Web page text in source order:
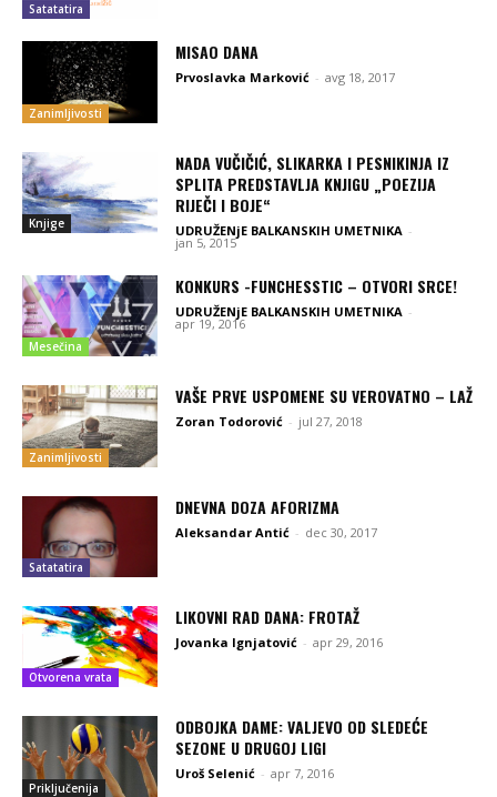
Satatatira
Zanimljivosti
MISAO DANA
Prvoslavka Marković - avg 18, 2017
Knjige
NADA VUČIČIĆ, SLIKARKA I PESNIKINJA IZ
SPLITA PREDSTAVLJA KNJIGU „POEZIJA
RIJEČI I BOJE“
UDRUŽENjE BALKANSKIH UMETNIKA -
jan 5, 2015
Mesečina
KONKURS -FUNCHESSTIC – OTVORI SRCE!
UDRUŽENjE BALKANSKIH UMETNIKA -
apr 19, 2016
Zanimljivosti
VAŠE PRVE USPOMENE SU VEROVATNO – LAŽ
Zoran Todorović - jul 27, 2018
Satatatira
DNEVNA DOZA AFORIZMA
Aleksandar Antić - dec 30, 2017
Otvorena vrata
LIKOVNI RAD DANA: FROTAŽ
Jovanka Ignjatović - apr 29, 2016
Priključenija
ODBOJKA DAME: VALJEVO OD SLEDEĆE
SEZONE U DRUGOJ LIGI
Uroš Selenić - apr 7, 2016